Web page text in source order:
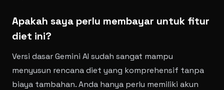
Apakah saya perlu membayar untuk fitur
diet ini?
Versi dasar Gemini AI sudah sangat mampu
menyusun rencana diet yang komprehensif tanpa
biaya tambahan. Anda hanya perlu memiliki akun